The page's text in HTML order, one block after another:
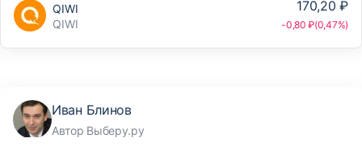
QIWI
QIWI
170,20 ₽
-0,80 ₽(0,47%)
Иван Блинов
Автор Выберу.ру